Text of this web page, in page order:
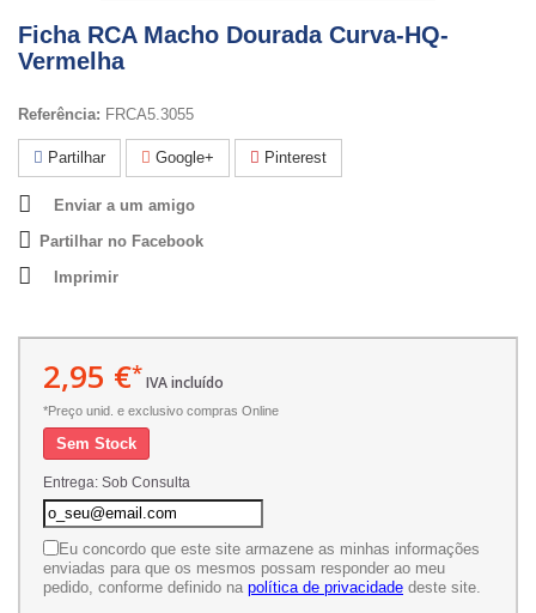
Ficha RCA Macho Dourada Curva-HQ-
Vermelha
Referência: FRCA5.3055
Partilhar Google+ Pinterest
Enviar a um amigo
Partilhar no Facebook
Imprimir
2,95 €*IVA incluído
*Preço unid. e exclusivo compras Online
Sem Stock
Entrega: Sob Consulta
Eu concordo que este site armazene as minhas informações
enviadas para que os mesmos possam responder ao meu
pedido, conforme definido na política de privacidade deste site.